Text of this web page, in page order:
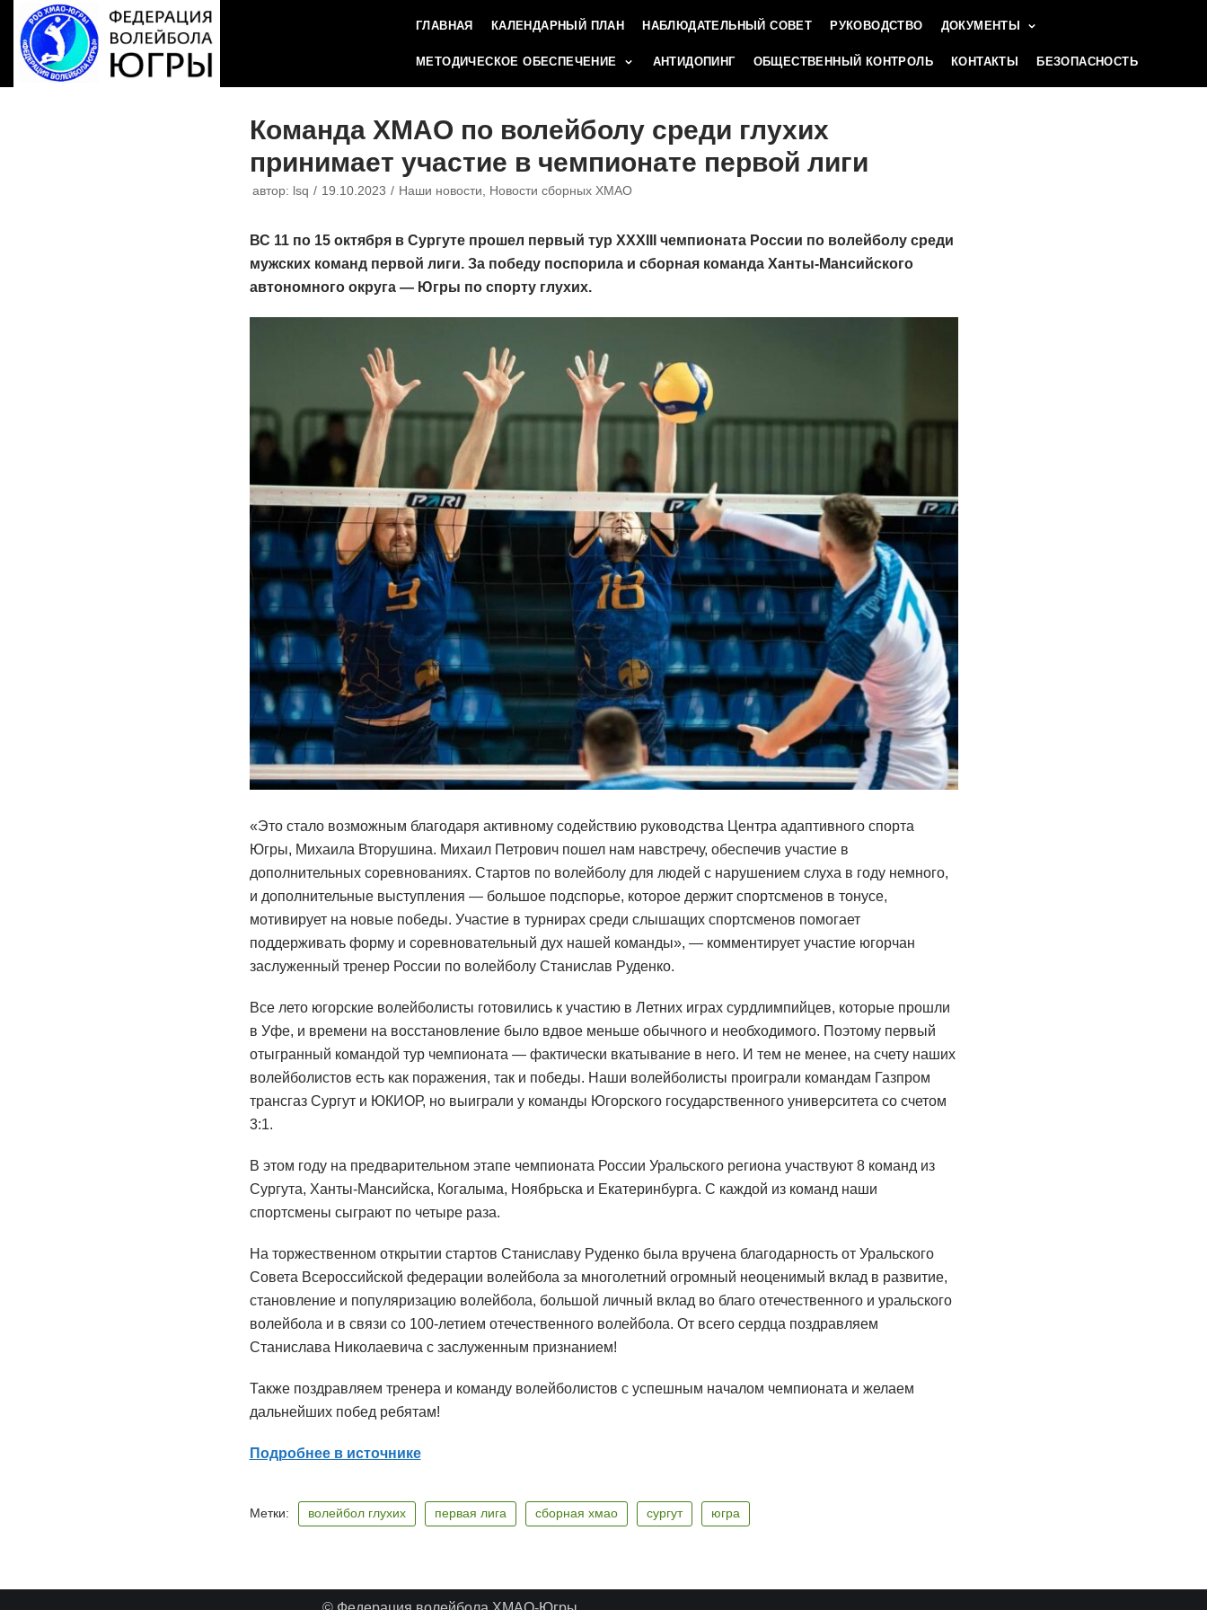
Перейти
к
содержимому
ГЛАВНАЯ КАЛЕНДАРНЫЙ ПЛАН НАБЛЮДАТЕЛЬНЫЙ СОВЕТ РУКОВОДСТВО ДОКУМЕНТЫ
МЕТОДИЧЕСКОЕ ОБЕСПЕЧЕНИЕ АНТИДОПИНГ ОБЩЕСТВЕННЫЙ КОНТРОЛЬ КОНТАКТЫ БЕЗОПАСНОСТЬ
Команда ХМАО по волейболу среди глухих
принимает участие в чемпионате первой лиги
автор: lsq 19.10.2023 Наши новости, Новости сборных ХМАО
ВС 11 по 15 октября в Сургуте прошел первый тур XXXIII чемпионата России по волейболу среди
мужских команд первой лиги. За победу поспорила и сборная команда Ханты-Мансийского
автономного округа — Югры по спорту глухих.
«Это стало возможным благодаря активному содействию руководства Центра адаптивного спорта
Югры, Михаила Вторушина. Михаил Петрович пошел нам навстречу, обеспечив участие в
дополнительных соревнованиях. Стартов по волейболу для людей с нарушением слуха в году немного,
и дополнительные выступления — большое подспорье, которое держит спортсменов в тонусе,
мотивирует на новые победы. Участие в турнирах среди слышащих спортсменов помогает
поддерживать форму и соревновательный дух нашей команды», — комментирует участие югорчан
заслуженный тренер России по волейболу Станислав Руденко.
Все лето югорские волейболисты готовились к участию в Летних играх сурдлимпийцев, которые прошли
в Уфе, и времени на восстановление было вдвое меньше обычного и необходимого. Поэтому первый
отыгранный командой тур чемпионата — фактически вкатывание в него. И тем не менее, на счету наших
волейболистов есть как поражения, так и победы. Наши волейболисты проиграли командам Газпром
трансгаз Сургут и ЮКИОР, но выиграли у команды Югорского государственного университета со счетом
3:1.
В этом году на предварительном этапе чемпионата России Уральского региона участвуют 8 команд из
Сургута, Ханты-Мансийска, Когалыма, Ноябрьска и Екатеринбурга. С каждой из команд наши
спортсмены сыграют по четыре раза.
На торжественном открытии стартов Станиславу Руденко была вручена благодарность от Уральского
Совета Всероссийской федерации волейбола за многолетний огромный неоценимый вклад в развитие,
становление и популяризацию волейбола, большой личный вклад во благо отечественного и уральского
волейбола и в связи со 100-летием отечественного волейбола. От всего сердца поздравляем
Станислава Николаевича с заслуженным признанием!
Также поздравляем тренера и команду волейболистов с успешным началом чемпионата и желаем
дальнейших побед ребятам!
Подробнее в источнике
Метки: волейбол глухих первая лига сборная хмао сургут югра